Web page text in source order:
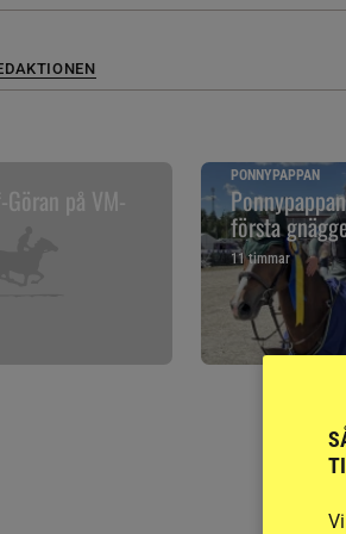
på VM-
PONNYPAPPAN
första
11 timmar